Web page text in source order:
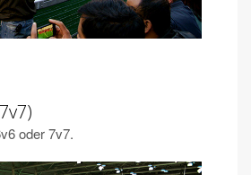
oder 7v7.